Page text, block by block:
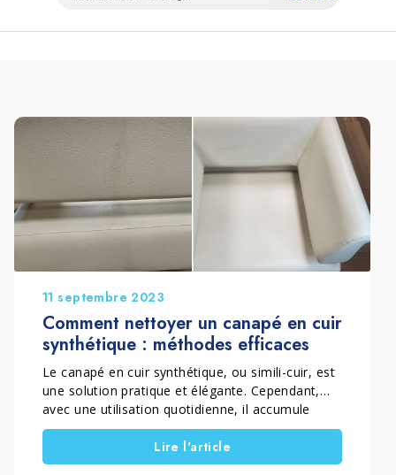
11 septembre 2023
Comment nettoyer un canapé en cuir
synthétique : méthodes efficaces
Le canapé en cuir synthétique, ou simili-cuir, est
une solution pratique et élégante. Cependant,
avec une utilisation quotidienne, il accumule
facilement saletés, taches et résidus. Savoir
comment nettoyer un canapé en cuir synthétique
correctement permet de le garder propre,
Lire l'article